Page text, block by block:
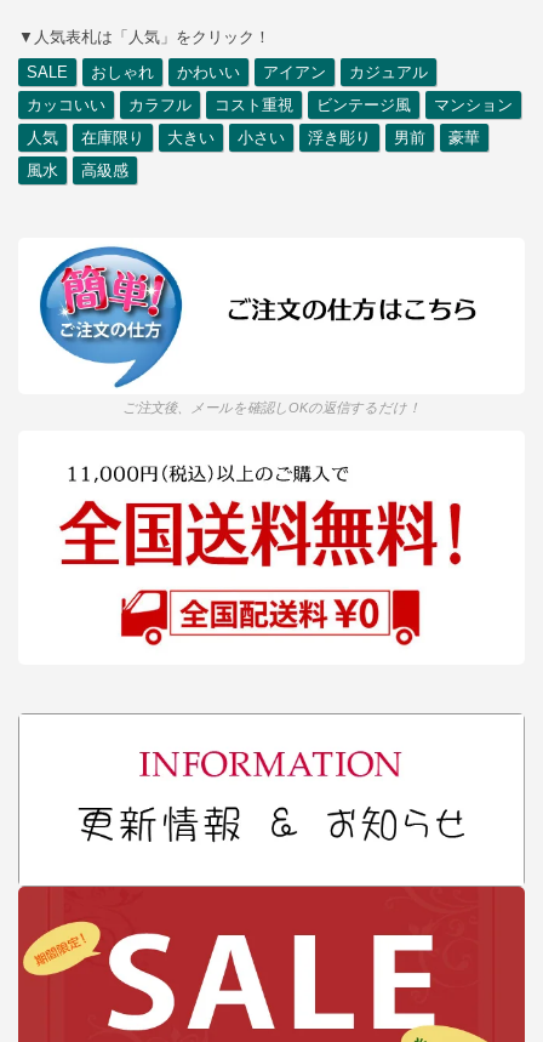
▼人気表札は「人気」をクリック！
SALE
おしゃれ かわいい アイアン
カジュアル
カッコいい
カラフル コスト重視 ビンテージ風
マンション
人気
在庫限り 大きい 小さい 浮き彫り 男前
豪華
風水
高級感
ご注文後、メールを確認しOKの返信するだけ！